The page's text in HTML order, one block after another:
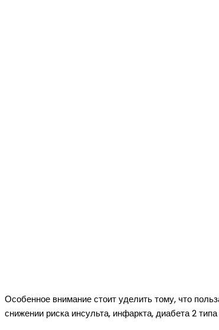
Особенное внимание стоит уделить тому, что
снижении риска инсульта, инфаркта, диабета 2